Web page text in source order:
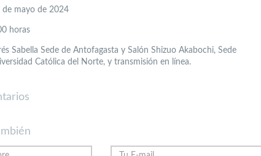
de mayo de 2024
horas
Sabella Sede de Antofagasta y Salón Shizuo Akabochi, Sede
Católica del Norte, y transmisión en línea.